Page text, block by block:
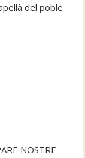
del poble
NOSTRE –